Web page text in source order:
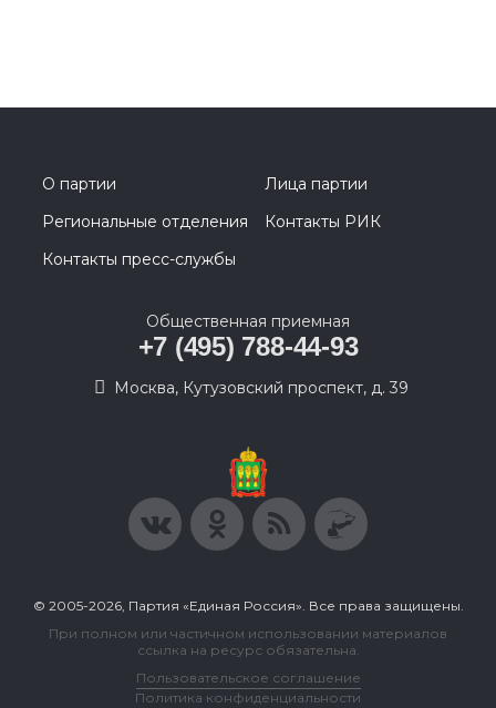
О партии
Лица партии
Региональные отделения
Контакты РИК
Контакты пресс-службы
Общественная приемная
+7 (495) 788-44-93
Москва, Кутузовский проспект, д. 39
© 2005-2026, Партия «Единая Россия». Все права защищены.
При полном или частичном использовании материалов
ссылка на ресурс обязательна.
Пользовательское соглашение
Политика конфиденциальности